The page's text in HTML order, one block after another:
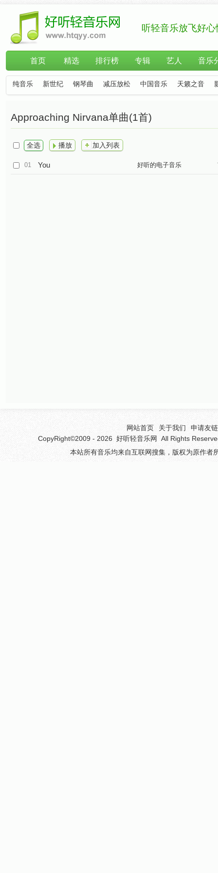
听轻音乐放飞好心
首页 精选 排行榜 专辑 艺人 音乐
纯音乐 新世纪 钢琴曲 减压放松 中国音乐 天籁之音
Approaching Nirvana单曲(1首)
全选 播放 加入列表
01 You 好听的电子音乐
网站首页 关于我们
申请友
CopyRight©2009 - 2026 好听轻音乐网
All Rights
本站所有音乐均来自互联网搜集，版权为原作者